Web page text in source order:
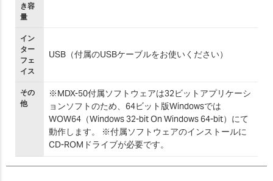
き容
量
イン
ター
フェ
イス
USB（付属のUSBケーブルをお使いください）
その
他
※MDX-50付属ソフトウェアは32ビットアプリケーシ
ョンソフトのため、64ビット版Windowsでは
WOW64（Windows 32-bit On Windows 64-bit）にて
動作します。 ※付属ソフトウェアのインストールに
CD-ROMドライブが必要です。